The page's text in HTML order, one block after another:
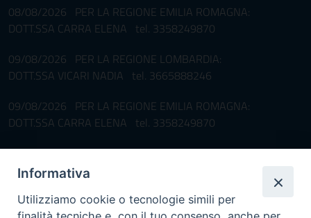
08/08/2026 PER LA REGIONE EMILIA ROMAGNA:
DOTT.SSA CARRA ELENA tel. 3358249870
09/08/2026 PER LA REGIONE LOMBARDIA:
DOTT.SSA VICARI NADIA tel. 3665888246
09/08/2026 PER LA REGIONE EMILIA ROMAGNA:
DOTT.SSA CARRA ELENA tel. 3358249870
Il servizio di Pronta Disponibilità viene garantito per entrambe le
Regioni nelle giornate di sabato e nei giorni festivi: dalle 08.00
alle 20.00
Informativa
Utilizziamo cookie o tecnologie simili per